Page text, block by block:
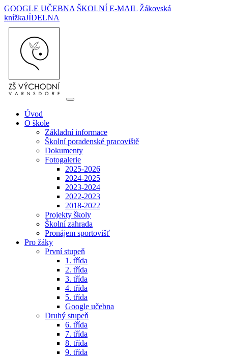
GOOGLE UČEBNA ŠKOLNÍ E-MAIL Žákovská
knížkaJÍDELNA
Úvod
O škole
Základní informace
Školní poradenské pracoviště
Dokumenty
Fotogalerie
2025-2026
2024-2025
2023-2024
2022-2023
2018-2022
Projekty školy
Školní zahrada
Pronájem sportovišť
Pro žáky
První stupeň
1. třída
2. třída
3. třída
4. třída
5. třída
Google učebna
Druhý stupeň
6. třída
7. třída
8. třída
9. třída